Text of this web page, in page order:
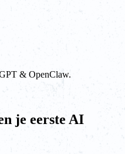
& OpenClaw.
je eerste AI